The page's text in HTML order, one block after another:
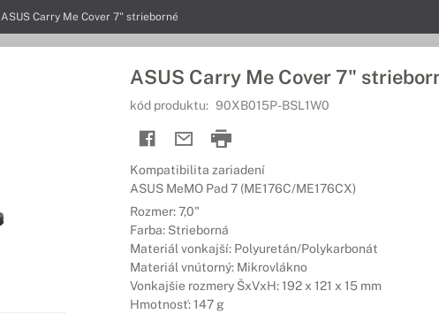
ASUS Carry Me Cover 7" strieborné
ASUS Carry Me Cover 7"
kód produktu: 90XB015P-BSL1W0
Kompatibilita zariadení
ASUS MeMO Pad 7 (ME176C/ME176CX)
Rozmer: 7,0"
Farba: Strieborná
Materiál vonkajší: Polyuretán/Polykarbonát
Materiál vnútorný: Mikrovlákno
Vonkajšie rozmery ŠxVxH: 192 x 121 x 15 mm
Hmotnosť: 147 g